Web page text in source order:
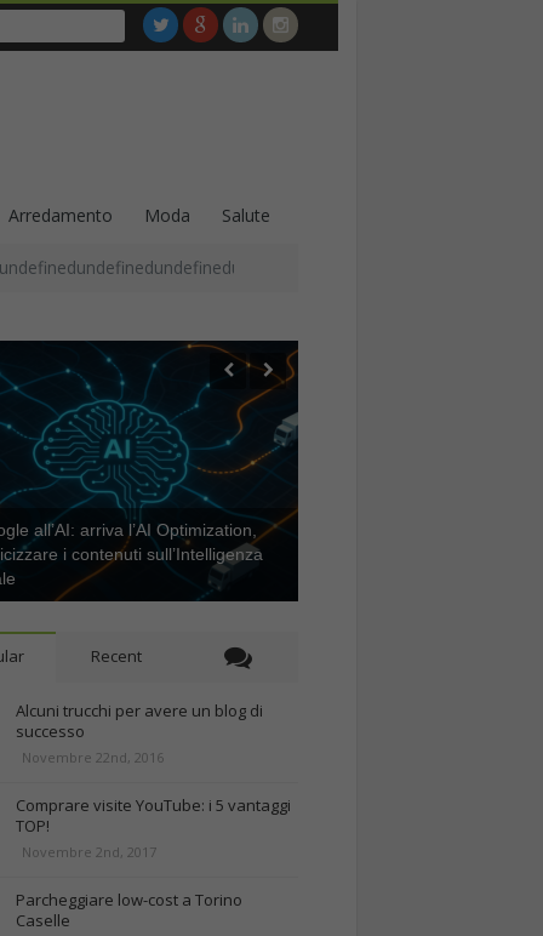
Arredamento Moda Salute
all’AI: arriva l’AI Optimization,
i contenuti sull’Intelligenza
Recent
Alcuni trucchi per avere un blog di
successo
Novembre 22nd, 2016
Comprare visite YouTube: i 5 vantaggi
TOP!
Novembre 2nd, 2017
Parcheggiare low-cost a Torino
Caselle